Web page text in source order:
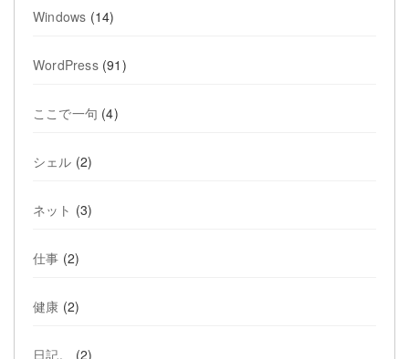
Windows (14)
WordPress(91)
ここで一句 (4)
シェル (2)
ネット (3)
仕事 (2)
健康 (2)
日記。 (2)